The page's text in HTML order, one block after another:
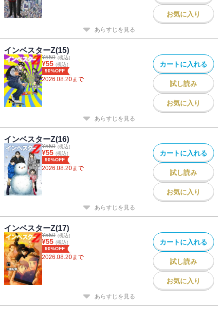
お気に入り
あらすじを見る
インベスターZ(15)
¥550 (税込)
¥55 (税込)
90%OFF
2026.08.20まで
カートに入れる
試し読み
お気に入り
あらすじを見る
インベスターZ(16)
¥550 (税込)
¥55 (税込)
90%OFF
2026.08.20まで
カートに入れる
試し読み
お気に入り
あらすじを見る
インベスターZ(17)
¥550 (税込)
¥55 (税込)
90%OFF
2026.08.20まで
カートに入れる
試し読み
お気に入り
あらすじを見る